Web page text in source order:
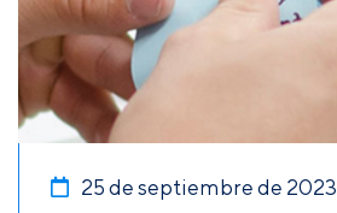
25 de septiembre de 2023